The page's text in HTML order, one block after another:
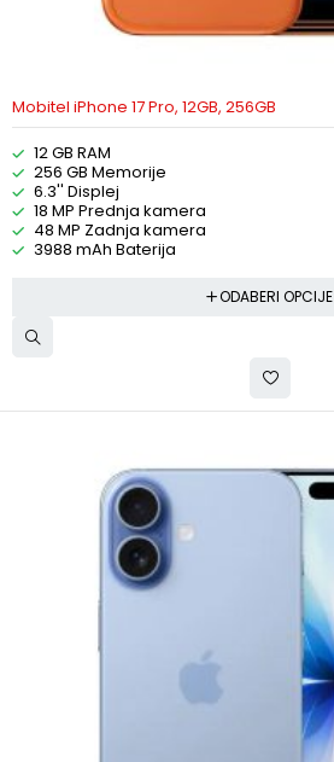
Mobitel iPhone 17 Pro, 12GB, 256GB
12 GB RAM
256 GB Memorije
6.3'' Displej
18 MP Prednja kamera
48 MP Zadnja kamera
3988 mAh Baterija
ODABERI OPCIJE